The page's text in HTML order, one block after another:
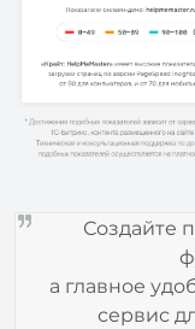
Создайте
а главное
сервис